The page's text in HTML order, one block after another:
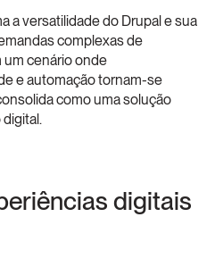
a versatilidade do Drupal e sua
complexas de
um cenário onde
e automação tornam-se
como uma solução
digitais